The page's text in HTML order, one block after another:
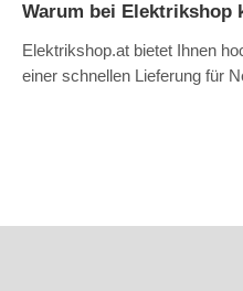
Warum bei Elektrikshop
Elektrikshop.at bietet Ihnen
einer schnellen Lieferung für